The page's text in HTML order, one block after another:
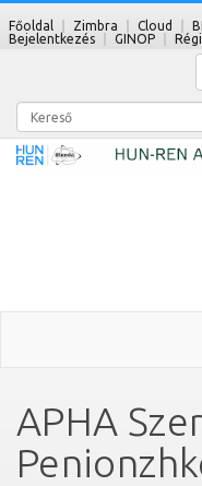
Főoldal Zimbra Cloud
Bejelentkezés
GINOP
Kereső
APHA